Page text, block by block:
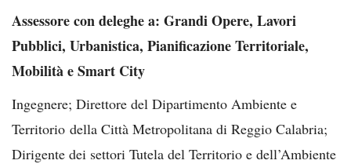
Assessore con deleghe a: Grandi Opere, Lavori
Pubblici, Urbanistica, Pianificazione Territoriale,
Mobilità e Smart City
Ingegnere; Direttore del Dipartimento Ambiente e
Territorio della Città Metropolitana di Reggio Calabria;
Dirigente dei settori Tutela del Territorio e dell’Ambiente